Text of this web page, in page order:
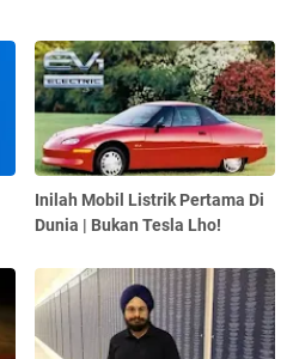
Inilah Mobil Listrik Pertama Di
Dunia | Bukan Tesla Lho!